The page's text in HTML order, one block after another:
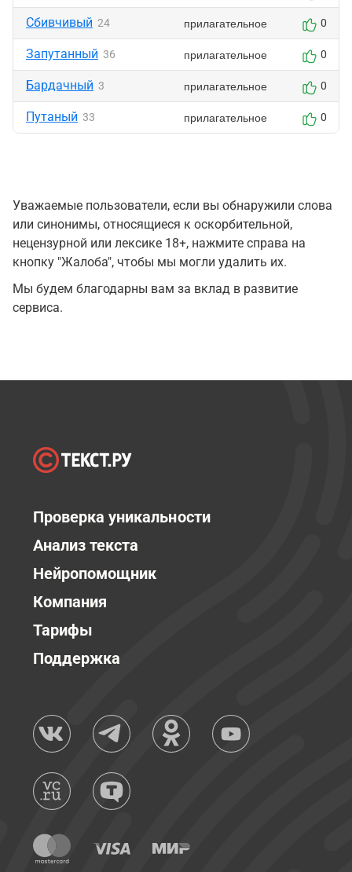
Сбивчивый 24 прилагательное 0
Запутанный 36 прилагательное 0
Бардачный 3 прилагательное 0
Путаный 33 прилагательное 0
Уважаемые пользователи, если вы обнаружили слова
или синонимы, относящиеся к оскорбительной,
нецензурной или лексике 18+, нажмите справа на
кнопку "Жалоба", чтобы мы могли удалить их.
Мы будем благодарны вам за вклад в развитие
сервиса.
Проверка уникальности
Анализ текста
Нейропомощник
Компания
Тарифы
Поддержка